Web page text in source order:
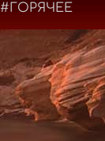
#ГОРЯЧЕЕ